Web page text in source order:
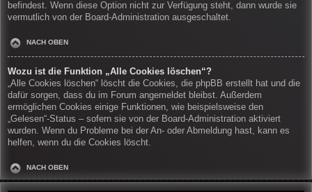
befindest. Wenn diese Option nicht zur Verfügung steht, dann wurde sie
vermutlich von der Board-Administration ausgeschaltet.
NACH OBEN
Wozu ist die Funktion „Alle Cookies löschen“?
„Alle Cookies löschen“ löscht die Cookies, die phpBB erstellt hat und die
dafür sorgen, dass du im Forum angemeldet bleibst. Außerdem
ermöglichen Cookies einige Funktionen, wie beispielsweise den
„Gelesen“-Status – sofern sie von der Board-Administration aktiviert
wurden. Wenn du Probleme bei der An- oder Abmeldung hast, kann es
helfen, wenn du die Cookies löscht.
NACH OBEN